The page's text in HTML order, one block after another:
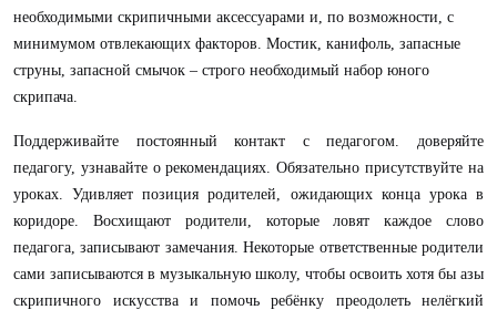
необходимыми скрипичными аксессуарами и, по возможности, с
минимумом отвлекающих факторов. Мостик, канифоль, запасные
струны, запасной смычок – строго необходимый набор юного
скрипача.
Поддерживайте постоянный контакт с педагогом. доверяйте
педагогу, узнавайте о рекомендациях. Обязательно присутствуйте на
уроках. Удивляет позиция родителей, ожидающих конца урока в
коридоре. Восхищают родители, которые ловят каждое слово
педагога, записывают замечания. Некоторые ответственные родители
сами записываются в музыкальную школу, чтобы освоить хотя бы азы
скрипичного искусства и помочь ребёнку преодолеть нелёгкий